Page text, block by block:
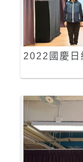
2022國慶日